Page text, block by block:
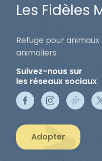
Les Fidèles
Refuge pour
animaliers
Suivez-nous sur
les réseaux sociaux
Adopter